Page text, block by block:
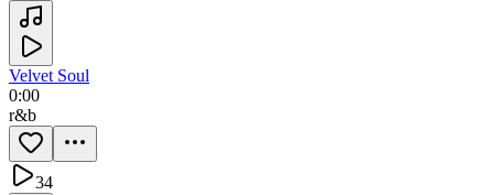
Velvet Soul
0:00
r&b
34